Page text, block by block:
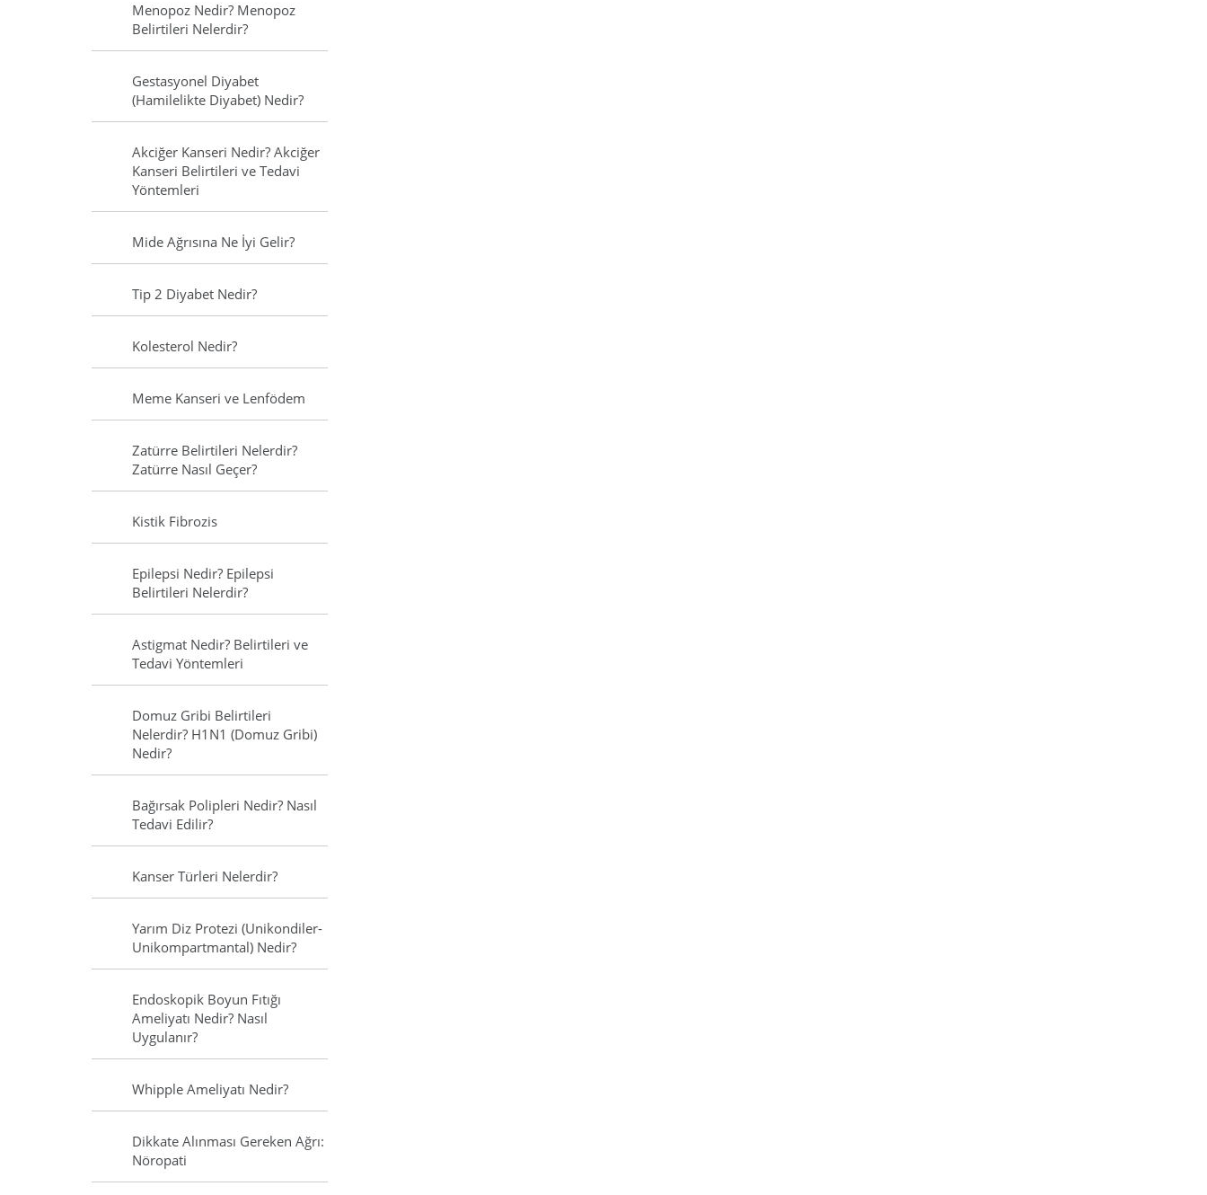
Menopoz Nedir? Menopoz
Belirtileri Nelerdir?
Gestasyonel Diyabet
(Hamilelikte Diyabet) Nedir?
Akciğer Kanseri Nedir? Akciğer
Kanseri Belirtileri ve Tedavi
Yöntemleri
Mide Ağrısına Ne İyi Gelir?
Tip 2 Diyabet Nedir?
Kolesterol Nedir?
Meme Kanseri ve Lenfödem
Zatürre Belirtileri Nelerdir?
Zatürre Nasıl Geçer?
Kistik Fibrozis
Epilepsi Nedir? Epilepsi
Belirtileri Nelerdir?
Astigmat Nedir? Belirtileri ve
Tedavi Yöntemleri
Domuz Gribi Belirtileri
Nelerdir? H1N1 (Domuz Gribi)
Nedir?
Bağırsak Polipleri Nedir? Nasıl
Tedavi Edilir?
Kanser Türleri Nelerdir?
Yarım Diz Protezi (Unikondiler-
Unikompartmantal) Nedir?
Endoskopik Boyun Fıtığı
Ameliyatı Nedir? Nasıl
Uygulanır?
Whipple Ameliyatı Nedir?
Dikkate Alınması Gereken Ağrı:
Nöropati